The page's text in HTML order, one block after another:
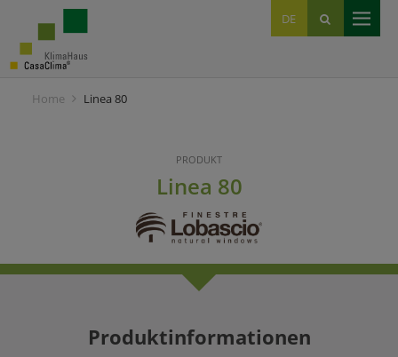
DE
IT
EN
Home Linea 80
PRODUKT
Linea 80
Produktinformationen